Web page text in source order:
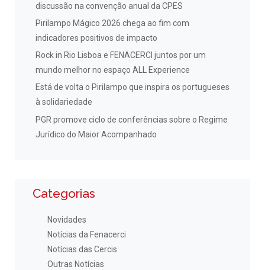
discussão na convenção anual da CPES
Pirilampo Mágico 2026 chega ao fim com
indicadores positivos de impacto
Rock in Rio Lisboa e FENACERCI juntos por um
mundo melhor no espaço ALL Experience
Está de volta o Pirilampo que inspira os portugueses
à solidariedade
PGR promove ciclo de conferências sobre o Regime
Jurídico do Maior Acompanhado
Categorias
Novidades
Notícias da Fenacerci
Notícias das Cercis
Outras Notícias